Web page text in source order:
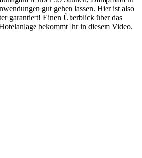
gut gehen lassen. Hier ist also
garantiert! Einen Überblick über das
bekommt Ihr in diesem Video.